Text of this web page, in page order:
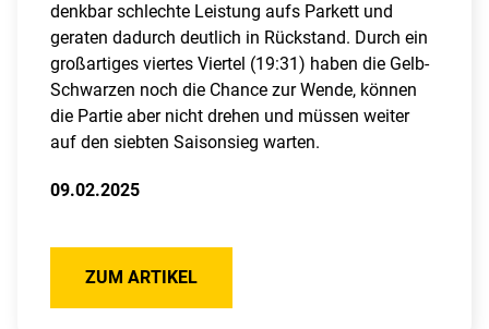
denkbar schlechte Leistung aufs Parkett und
geraten dadurch deutlich in Rückstand. Durch ein
großartiges viertes Viertel (19:31) haben die Gelb-
Schwarzen noch die Chance zur Wende, können
die Partie aber nicht drehen und müssen weiter
auf den siebten Saisonsieg warten.
09.02.2025
ZUM ARTIKEL